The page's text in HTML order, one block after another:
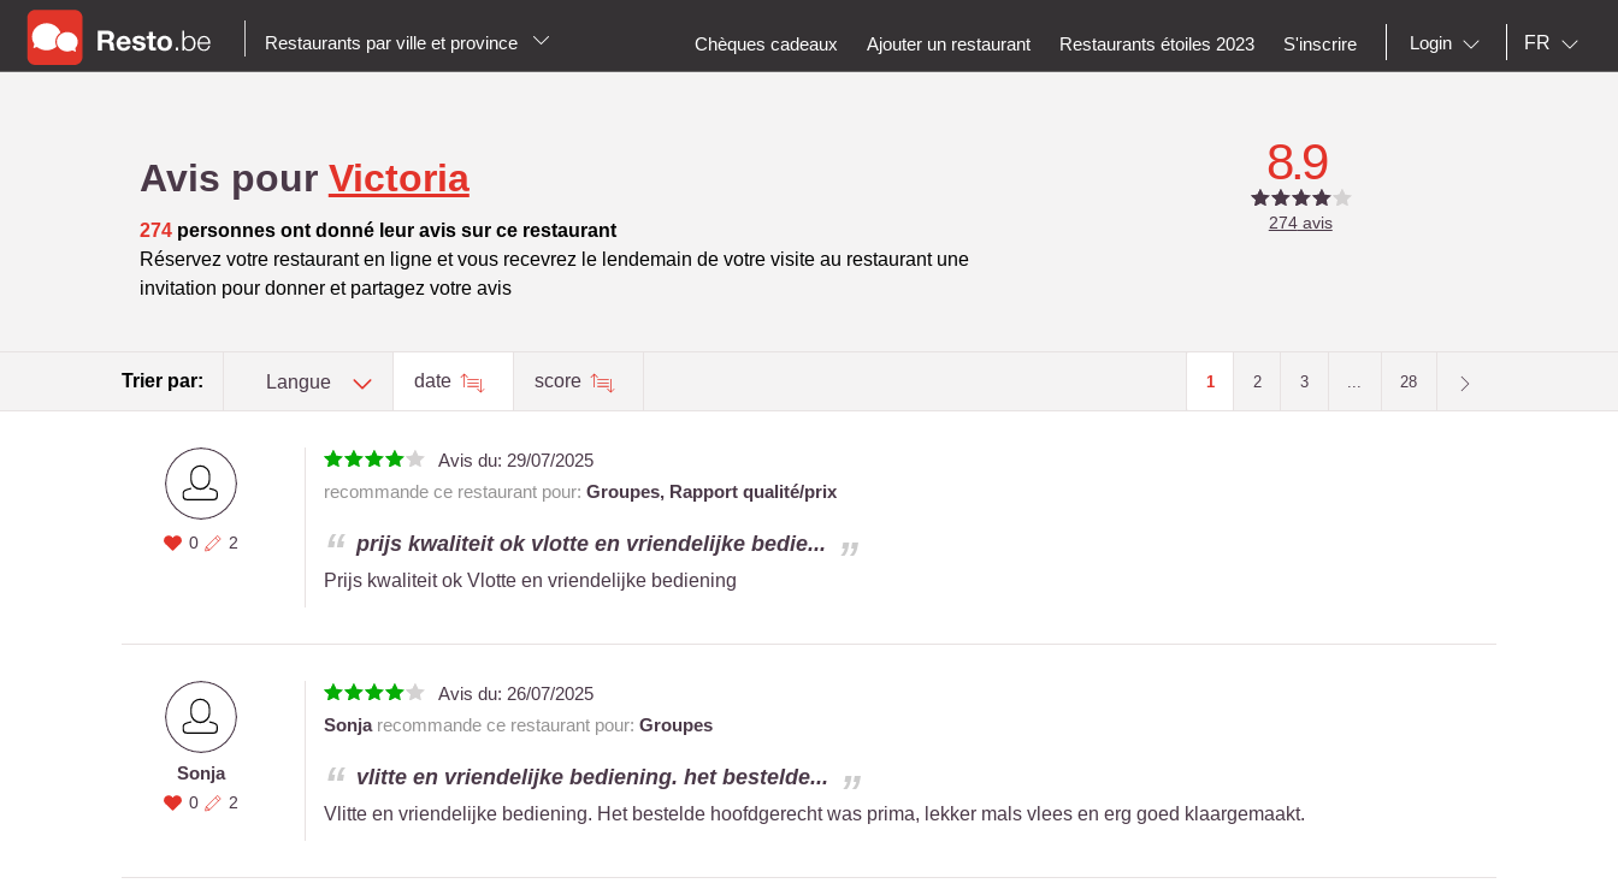
Restaurants par ville et province Chèques cadeaux Ajouter un restaurant Restaurants étoiles 2023 S'inscrire Login FR
Avis pour Victoria
274personnes ont donné leur avis sur ce restaurant
Réservez votre restaurant en ligne et vous recevrez le lendemain de votre visite au restaurant une
invitation pour donner et partagez votre avis
8.9
274avis
Trier par: Langue date score 1 2 3 ... 28
0 2
Avis du: 29/07/2025
recommande ce restaurant pour: Groupes, Rapport qualité/prix
prijs kwaliteit ok vlotte en vriendelijke bedie...
Prijs kwaliteit ok Vlotte en vriendelijke bediening
Sonja
0 2
Avis du: 26/07/2025
Sonjarecommande ce restaurant pour: Groupes
vlitte en vriendelijke bediening. het bestelde...
Vlitte en vriendelijke bediening. Het bestelde hoofdgerecht was prima, lekker mals vlees en erg goed klaargemaakt.